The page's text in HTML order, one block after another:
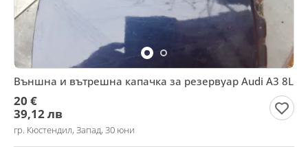
Външна и вътрешна капачка за резервуар Audi A3 8L
20 €
39,12 лв
гр. Кюстендил, Запад, 30 юни